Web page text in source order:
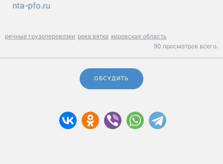
nta-pfo.ru
речные грузоперевозки река вятка кировская область
90 просмотров всего.
ОБСУДИТЬ